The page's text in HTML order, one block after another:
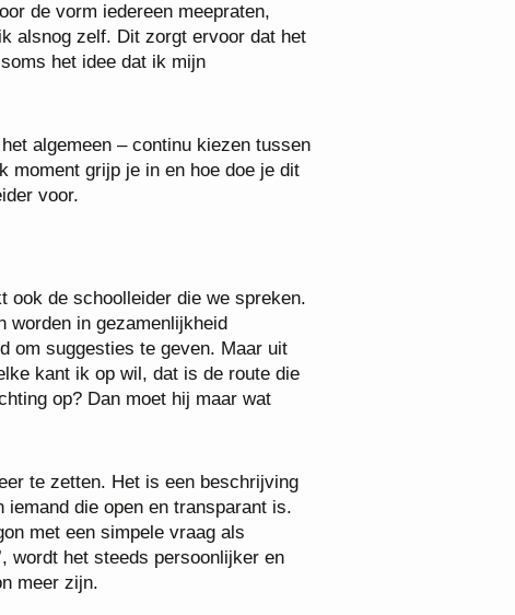
de vorm iedereen meepraten,
alsnog zelf. Dit zorgt ervoor dat het
het idee dat ik mijn
algemeen – continu kiezen tussen
moment grijp je in en hoe doe je dit
voor.
ook de schoolleider die we spreken.
worden in gezamenlijkheid
om suggesties te geven. Maar uit
kant ik op wil, dat is de route die
op? Dan moet hij maar wat
te zetten. Het is een beschrijving
die open en transparant is.
met een simpele vraag als
wordt het steeds persoonlijker en
meer zijn.